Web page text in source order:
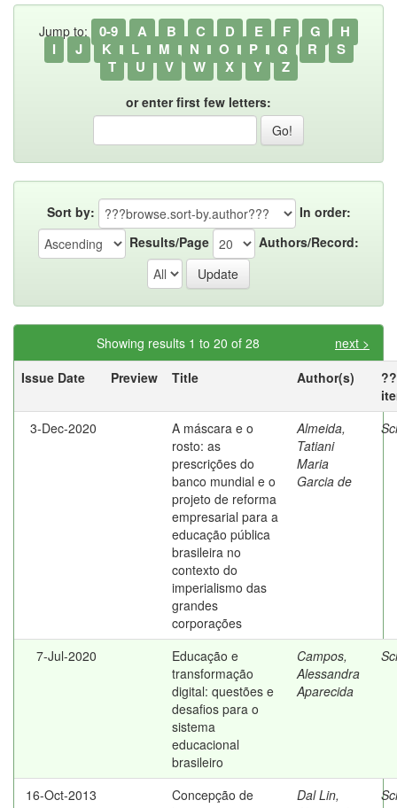
Jump to: 0-9 A B C D E F G
H
I
J K L M N O P Q R
S
T
U V W X Y Z
or enter first few letters:
Sort by:
In order:
Results/Page
Authors/Record:
Showing results 1 to 20 of 28
next >
Issue Date
Preview Title Author(s)
3-Dec-2020
A máscara e o
rosto: as
prescrições do
banco mundial e o
projeto de reforma
empresarial para a
educação pública
brasileira no
contexto do
imperialismo das
grandes
corporações
Almeida,
Tatiani
Maria
Garcia de
7-Jul-2020
Educação e
transformação
digital: questões e
desafios para o
sistema
educacional
brasileiro
Campos,
Alessandra
Aparecida
16-Oct-2013
Concepção de
Dal Lin,